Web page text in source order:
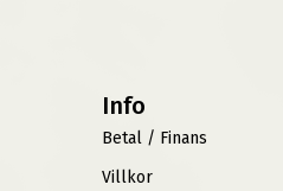
Info
Betal / Finans
Villkor